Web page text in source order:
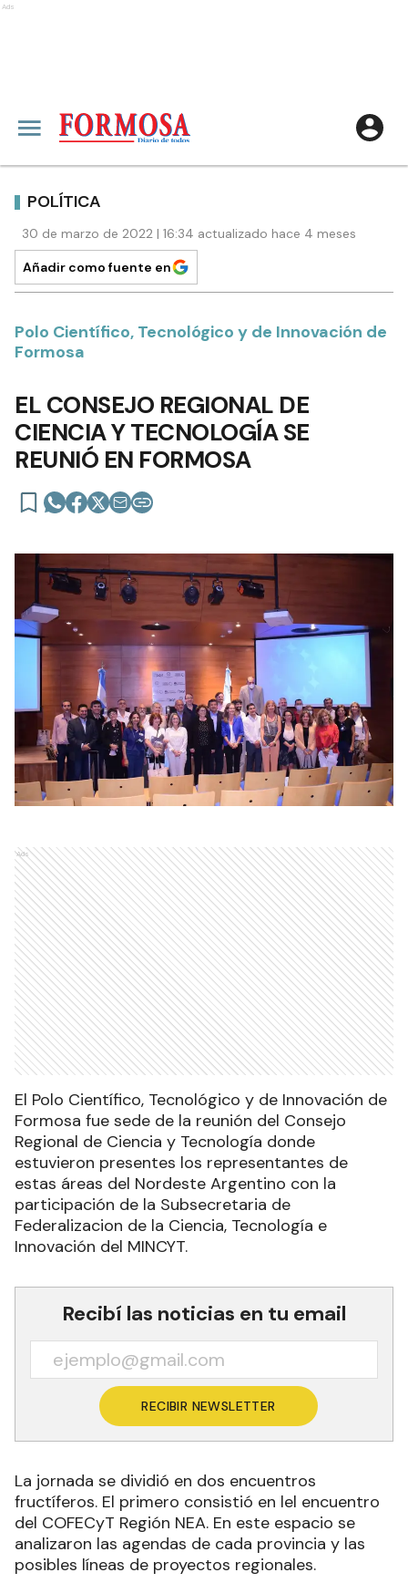
Ads
POLÍTICA
30 de marzo de 2022 | 16:34 actualizado hace 4 meses
Añadir como fuente en
Polo Científico, Tecnológico y de Innovación de
Formosa
EL CONSEJO REGIONAL DE
CIENCIA Y TECNOLOGÍA SE
REUNIÓ EN FORMOSA
Ads
El Polo Científico, Tecnológico y de Innovación de
Formosa fue sede de la reunión del Consejo
Regional de Ciencia y Tecnología donde
estuvieron presentes los representantes de
estas áreas del Nordeste Argentino con la
participación de la Subsecretaria de
Federalizacion de la Ciencia, Tecnología e
Innovación del MINCYT.
Recibí las noticias en tu email
RECIBIR NEWSLETTER
La jornada se dividió en dos encuentros
fructíferos. El primero consistió en lel encuentro
del COFECyT Región NEA. En este espacio se
analizaron las agendas de cada provincia y las
posibles líneas de proyectos regionales.